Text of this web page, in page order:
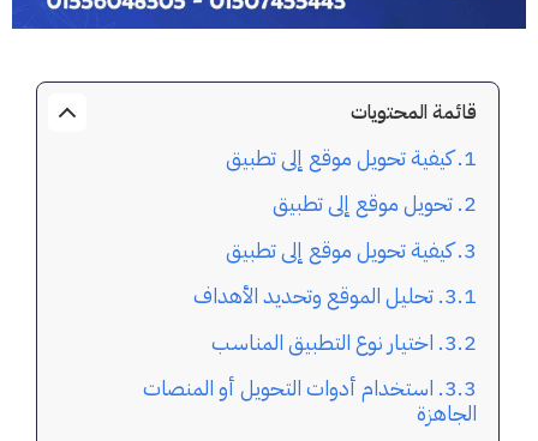
قائمة المحتويات
كيفية تحويل موقع إلى تطبيق
تحويل موقع إلى تطبيق
كيفية تحويل موقع إلى تطبيق
تحليل الموقع وتحديد الأهداف
اختيار نوع التطبيق المناسب
استخدام أدوات التحويل أو المنصات
الجاهزة